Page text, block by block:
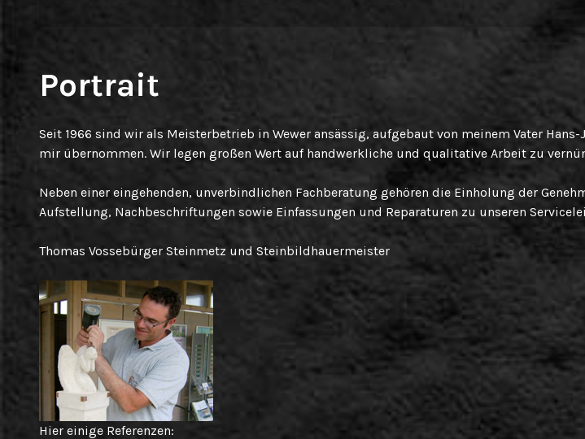
Portrait
Seit 1966 sind wir als Meisterbetrieb in Wewer ansässig, aufgebaut von meinem Vater Hans-
mir übernommen. Wir legen großen Wert auf handwerkliche und qualitative Arbeit zu
Neben einer eingehenden, unverbindlichen Fachberatung gehören die Einholung der
Aufstellung, Nachbeschriftungen sowie Einfassungen und Reparaturen zu unseren
Thomas Vossebürger Steinmetz und Steinbildhauermeister
Hier einige Referenzen: